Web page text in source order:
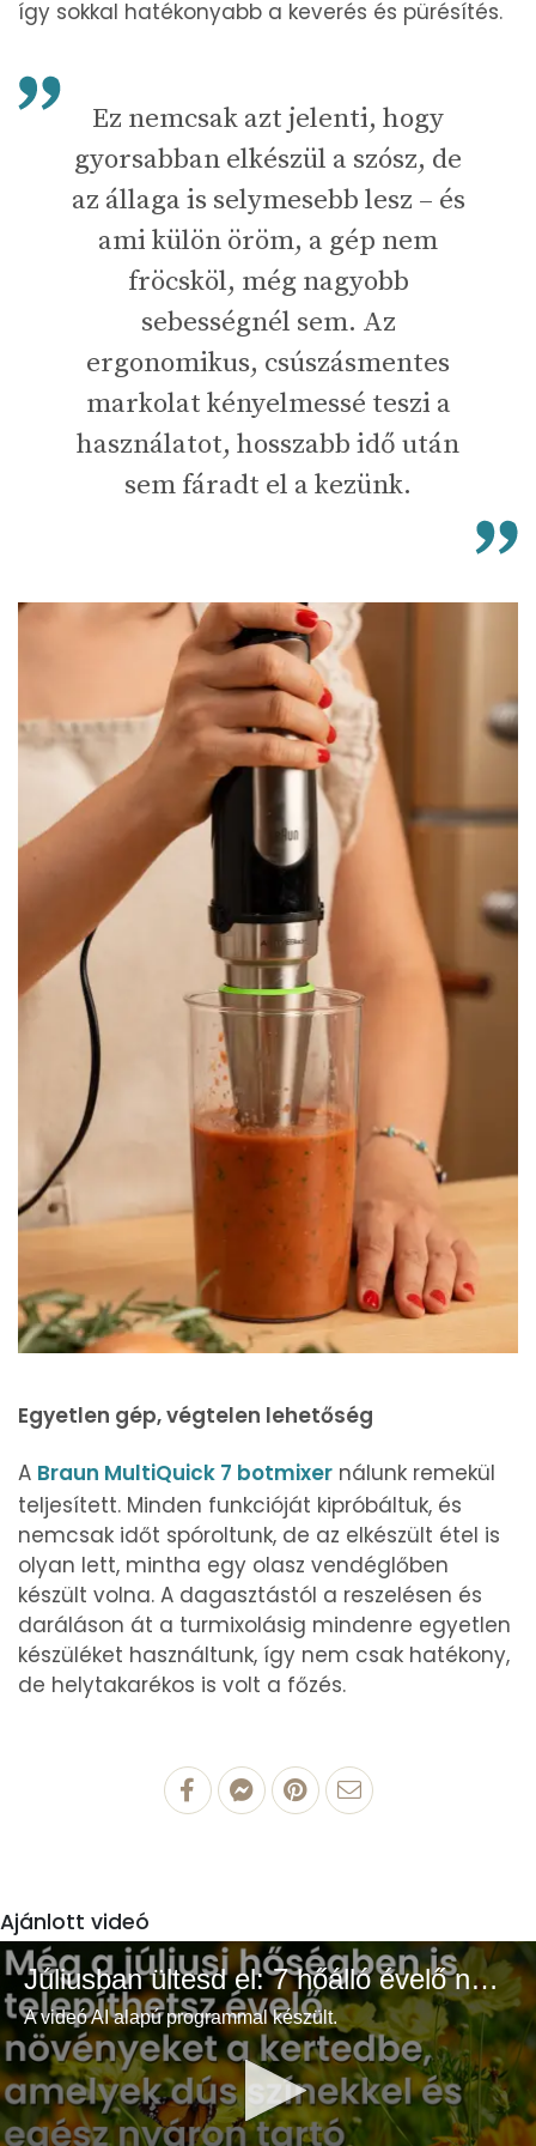
így sokkal hatékonyabb a keverés és pürésítés.
Ez nemcsak azt jelenti, hogy
gyorsabban elkészül a szósz, de
az állaga is selymesebb lesz – és
ami külön öröm, a gép nem
fröcsköl, még nagyobb
sebességnél sem. Az
ergonomikus, csúszásmentes
markolat kényelmessé teszi a
használatot, hosszabb idő után
sem fáradt el a kezünk.
Egyetlen gép, végtelen lehetőség
A Braun MultiQuick 7 botmixer nálunk remekül
teljesített. Minden funkcióját kipróbáltuk, és
nemcsak időt spóroltunk, de az elkészült étel is
olyan lett, mintha egy olasz vendéglőben
készült volna. A dagasztástól a reszelésen és
daráláson át a turmixolásig mindenre egyetlen
készüléket használtunk, így nem csak hatékony,
de helytakarékos is volt a főzés.
Ajánlott videó
Júliusban ültesd el: 7 hőálló évelő növény a színes és buja kertért
A videó AI alapú programmal készült.